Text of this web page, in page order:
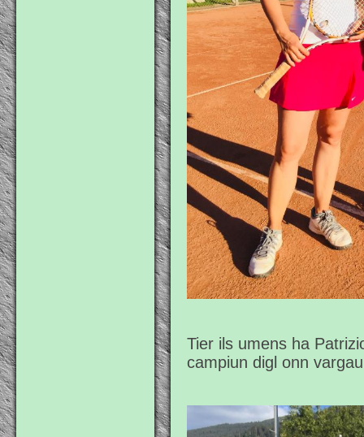
Tier ils umens ha
campiun digl onn